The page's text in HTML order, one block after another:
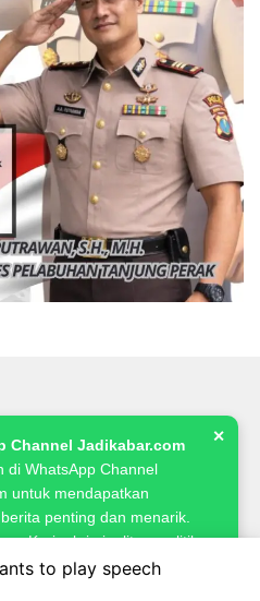
Etik Jurnalistik
to play speech
Channel Jadikabar.com
di WhatsApp Channel
untuk mendapatkan
penting dan menarik.
Kerja, kriminalitas, politik,
pertanian & ketahanan
✕